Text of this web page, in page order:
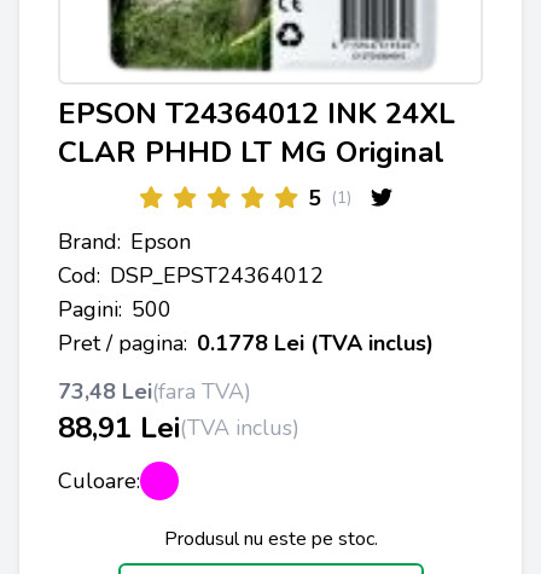
EPSON T24364012 INK 24XL
CLAR PHHD LT MG Original
5 (1)
Brand: Epson
Cod: DSP_EPST24364012
Pagini: 500
Pret / pagina: 0.1778 Lei (TVA inclus)
73,48 Lei(fara TVA)
88,91 Lei(TVA inclus)
Culoare:
Produsul nu este pe stoc.